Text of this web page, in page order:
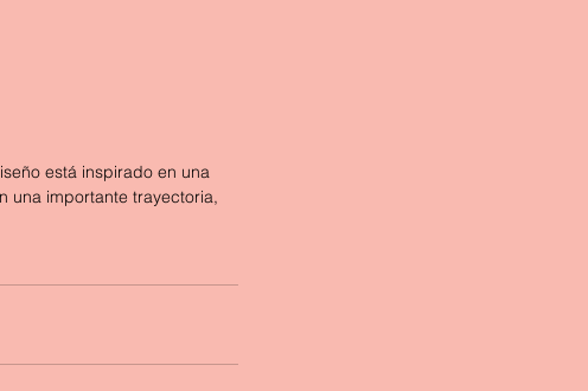
una importante trayectoria,